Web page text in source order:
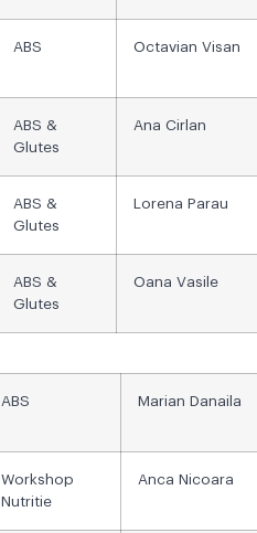
ABS Octavian Visan
ABS &
Glutes
Ana Cirlan
ABS &
Glutes
Lorena Parau
ABS &
Glutes
Oana Vasile
ABS Marian Danaila
Workshop
Nutritie
Anca Nicoara